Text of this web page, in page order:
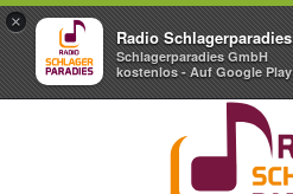
×
Radio Schlagerparadies
Schlagerparadies GmbH
kostenlos - Auf Google Play